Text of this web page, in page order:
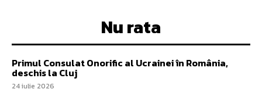
Nu rata
Primul Consulat Onorific al Ucrainei în România,
deschis la Cluj
24 iulie 2026